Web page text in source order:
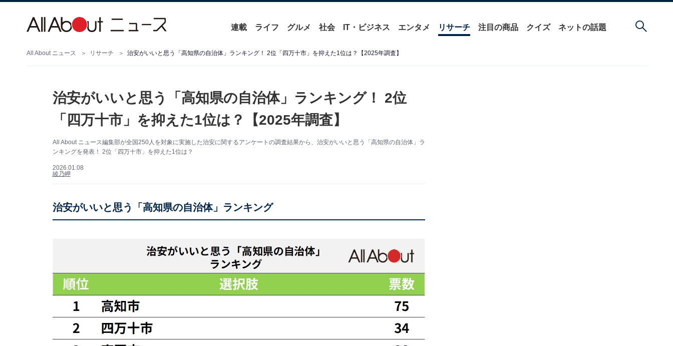
連載 ライフ グルメ 社会 IT・ビジネス エンタメ リサーチ 注目の商品 クイズ ネットの話題
All About ニュース リサーチ 治安がいいと思う「高知県の自治体」ランキング！ 2位「四万十市」を抑えた1位は？【2025年調査】
治安がいいと思う「高知県の自治体」ランキング！ 2位
「四万十市」を抑えた1位は？【2025年調査】
All About ニュース編集部が全国250人を対象に実施した治安に関するアンケートの調査結果から、治安がいいと思う「高知県の自治体」ラ
ンキングを発表！ 2位「四万十市」を抑えた1位は？
2026.01.08
綾乃岬
治安がいいと思う「高知県の自治体」ランキング